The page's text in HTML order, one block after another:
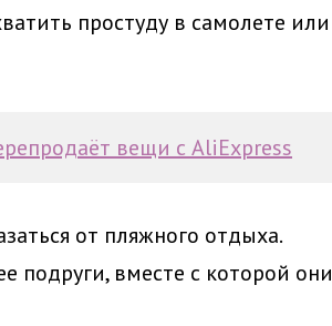
простуду в самолете или
вещи с AliExpress
от пляжного отдыха.
подруги, вместе с которой они